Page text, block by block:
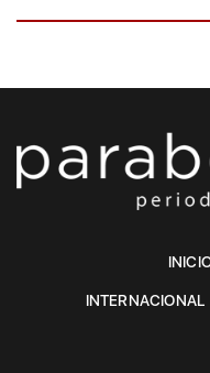
INTERNACIONAL